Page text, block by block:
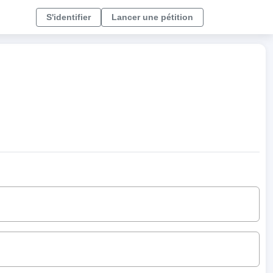
S'identifier Lancer une pétition